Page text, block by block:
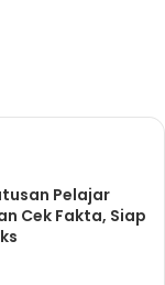
Pelajar
Cek Fakta, Siap